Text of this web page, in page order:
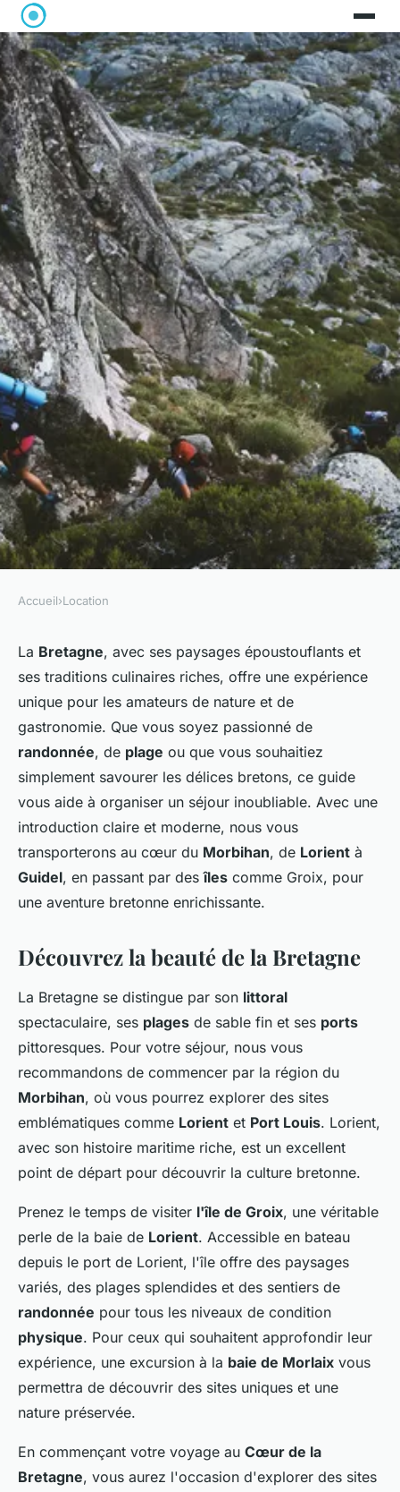
Comment organiser un séjour
en Bretagne avec des cours de
cuisine bretonne et des
randonnées côtières?
Léandre•24 juin 2024• 5 min de lecture
Accueil›Location
La Bretagne, avec ses paysages époustouflants et
ses traditions culinaires riches, offre une expérience
unique pour les amateurs de nature et de
gastronomie. Que vous soyez passionné de
randonnée, de plage ou que vous souhaitiez
simplement savourer les délices bretons, ce guide
vous aide à organiser un séjour inoubliable. Avec une
introduction claire et moderne, nous vous
transporterons au cœur du Morbihan, de Lorient à
Guidel, en passant par desîles comme Groix, pour
une aventure bretonne enrichissante.
Découvrez la beauté de la Bretagne
La Bretagne se distingue par son littoral
spectaculaire, ses plages de sable fin et ses ports
pittoresques. Pour votre séjour, nous vous
recommandons de commencer par la région du
Morbihan, où vous pourrez explorer des sites
emblématiques comme Lorient et Port Louis. Lorient,
avec son histoire maritime riche, est un excellent
point de départ pour découvrir la culture bretonne.
Prenez le temps de visiter l'île de Groix, une véritable
perle de la baie de Lorient. Accessible en bateau
depuis le port de Lorient, l'île offre des paysages
variés, des plages splendides et des sentiers de
randonnée pour tous les niveaux de condition
physique. Pour ceux qui souhaitent approfondir leur
expérience, une excursion à la baie de Morlaix vous
permettra de découvrir des sites uniques et une
nature préservée.
En commençant votre voyage au Cœur de la
Bretagne, vous aurez l'occasion d'explorer des sites